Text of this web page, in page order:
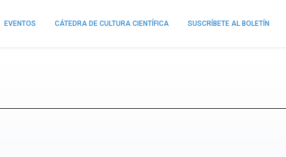
EVENTOS CÁTEDRA DE CULTURA CIENTÍFICA SUSCRÍBETE AL BOLETÍN